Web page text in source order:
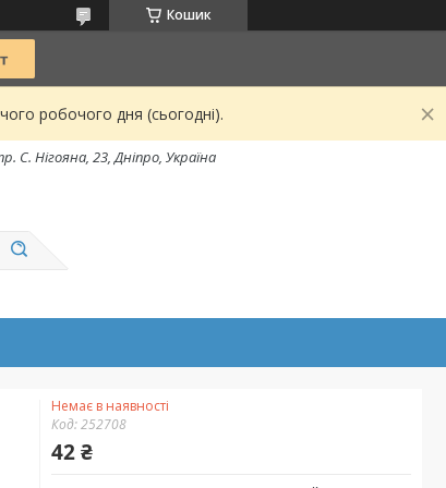
Кошик
робочого дня (сьогодні).
С. Нігояна, 23, Дніпро, Україна
Немає в наявності
Код:252708
42 ₴